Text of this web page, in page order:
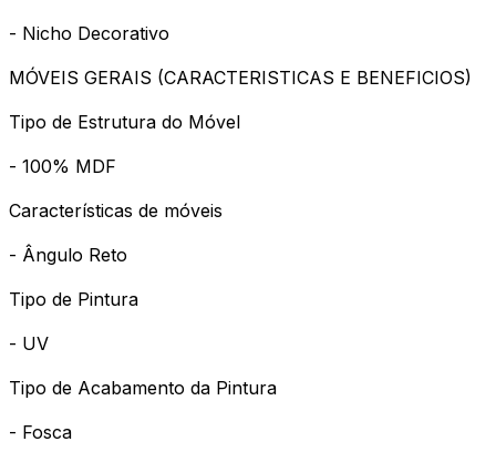
- Nicho Decorativo
MÓVEIS GERAIS (CARACTERISTICAS E BENEFICIOS)
Tipo de Estrutura do Móvel
- 100% MDF
Características de móveis
- Ângulo Reto
Tipo de Pintura
- UV
Tipo de Acabamento da Pintura
- Fosca